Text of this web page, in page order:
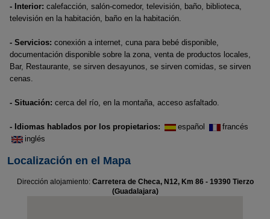
- Interior: calefacción, salón-comedor, televisión, baño, biblioteca,
televisión en la habitación, baño en la habitación.
- Servicios: conexión a internet, cuna para bebé disponible,
documentación disponible sobre la zona, venta de productos locales,
Bar, Restaurante, se sirven desayunos, se sirven comidas, se sirven
cenas.
- Situación: cerca del río, en la montaña, acceso asfaltado.
- Idiomas hablados por los propietarios: español
francés
inglés
Localización en el Mapa
Dirección alojamiento: Carretera de Checa, N12, Km 86 - 19390 Tierzo
(Guadalajara)